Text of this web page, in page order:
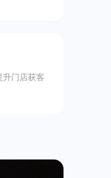
升门店获客